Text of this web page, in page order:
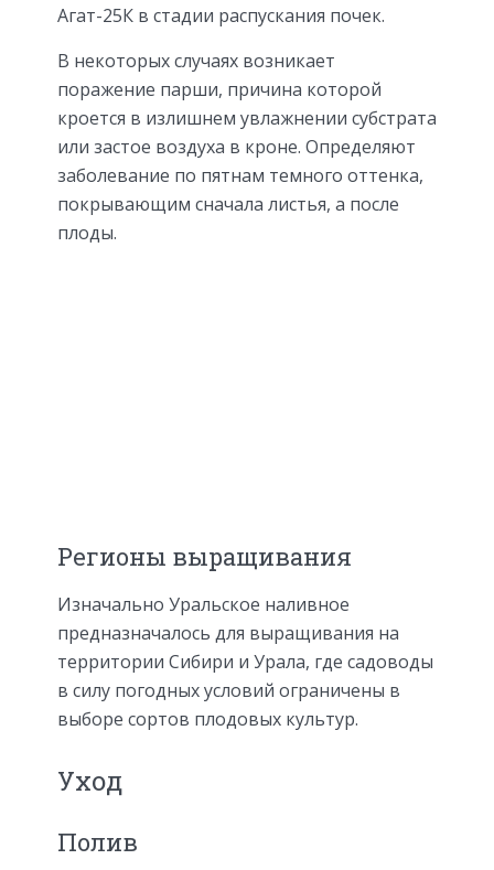
Агат-25К в стадии распускания почек.
В некоторых случаях возникает
поражение парши, причина которой
кроется в излишнем увлажнении субстрата
или застое воздуха в кроне. Определяют
заболевание по пятнам темного оттенка,
покрывающим сначала листья, а после
плоды.
Регионы выращивания
Изначально Уральское наливное
предназначалось для выращивания на
территории Сибири и Урала, где садоводы
в силу погодных условий ограничены в
выборе сортов плодовых культур.
Уход
Полив